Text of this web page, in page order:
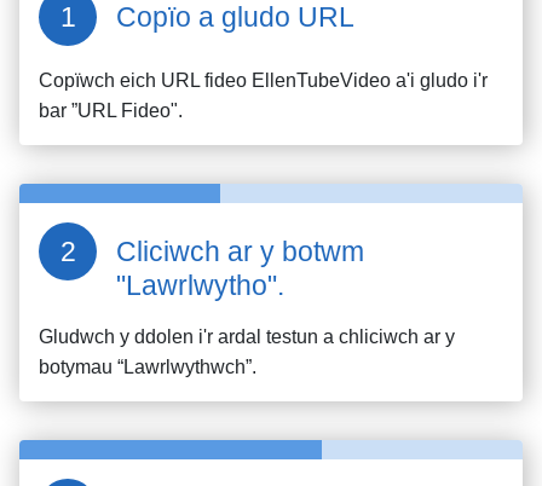
Copïo a gludo URL
Copïwch eich URL fideo EllenTubeVideo a'i gludo i'r
bar ”URL Fideo".
Cliciwch ar y botwm
"Lawrlwytho".
Gludwch y ddolen i'r ardal testun a chliciwch ar y
botymau “Lawrlwythwch”.